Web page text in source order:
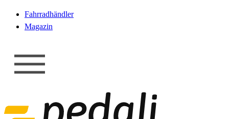
Fahrradhändler
Magazin